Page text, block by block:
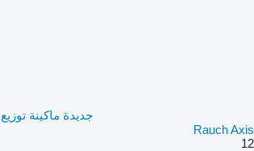
جديدة ماكينة
Rauch Axis
12